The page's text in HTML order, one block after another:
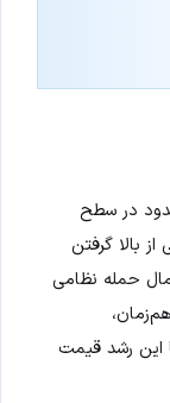
در سطح
از بالا گرفتن
حمله نظامی
این رشد قیمت